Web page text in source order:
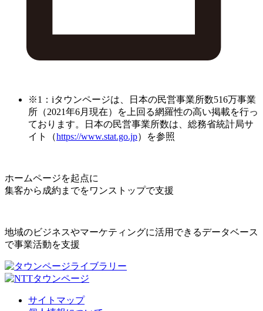
※1：iタウンページは、日本の民営事業所数516万事業
所（2021年6月現在）を上回る網羅性の高い掲載を行っ
ております。日本の民営事業所数は、総務省統計局サ
イト（https://www.stat.go.jp）を参照
ホームページを起点に
集客から成約までをワンストップで支援
地域のビジネスやマーケティングに活用できるデータベース
で事業活動を支援
サイトマップ